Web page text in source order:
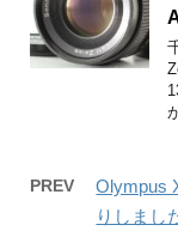
PREV
Olympus
りしまし